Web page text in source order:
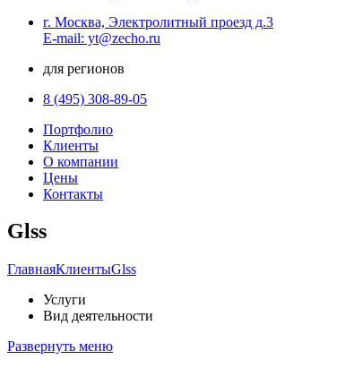
г. Москва, Электролитный проезд д.3
E-mail: yt@zecho.ru
для регионов
8 (495) 308-89-05
Портфолио
Клиенты
О компании
Цены
Контакты
Glss
ГлавнаяКлиентыGlss
Услуги
Вид деятельности
Развернуть меню